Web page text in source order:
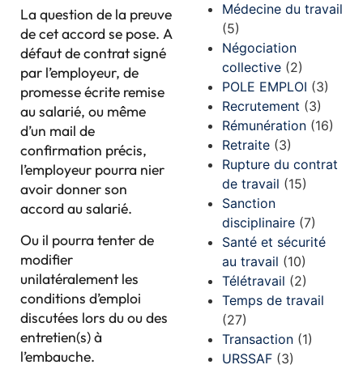
La question de la preuve
de cet accord se pose. A
défaut de contrat signé
par l’employeur, de
promesse écrite remise
au salarié, ou même
d’un mail de
confirmation précis,
l’employeur pourra nier
avoir donner son
accord au salarié.
Ou il pourra tenter de
modifier
unilatéralement les
conditions d’emploi
discutées lors du ou des
entretien(s) à
l’embauche.
Médecine du travail
(5)
Négociation
collective (2)
POLE EMPLOI (3)
Recrutement (3)
Rémunération (16)
Retraite (3)
Rupture du contrat
de travail (15)
Sanction
disciplinaire (7)
Santé et sécurité
au travail (10)
Télétravail (2)
Temps de travail
(27)
Transaction (1)
URSSAF (3)